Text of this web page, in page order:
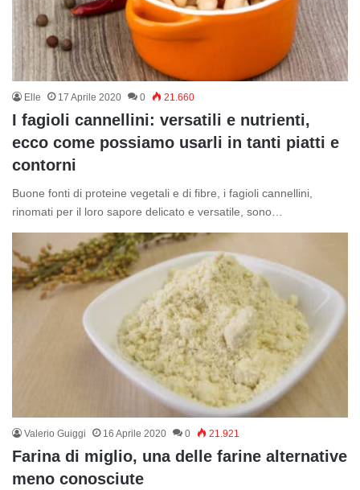
Elle 17 Aprile 2020 0 21.660
I fagioli cannellini: versatili e nutrienti,
ecco come possiamo usarli in tanti piatti e
contorni
Buone fonti di proteine vegetali e di fibre, i fagioli cannellini,
rinomati per il loro sapore delicato e versatile, sono…
Valerio Guiggi 16 Aprile 2020 0 21.921
Farina di miglio, una delle farine alternative
meno conosciute